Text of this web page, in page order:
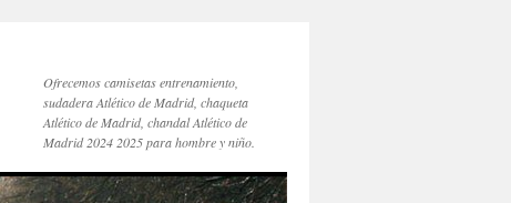
Ofrecemos camisetas entrenamiento,
sudadera Atlético de Madrid, chaqueta
Atlético de Madrid, chandal Atlético de
Madrid 2024 2025 para hombre y niño.